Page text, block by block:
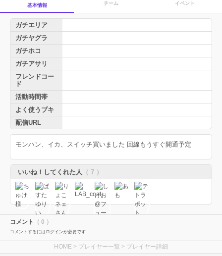
基本情報 チーム イベント
ガチエリア
ガチヤグラ
ガチホコ
ガチアサリ
フレンドコー
ド
活動時間帯
よく使うブキ
配信URL
モンハン、イカ、スイッチ買いました 回線もうすぐ開通予定
いいね！してくれた人 （ 7 ）
コメント （ 0 ）
コメントするにはログインが必要です
HOME > プレイヤー一覧 > プレイヤー詳細